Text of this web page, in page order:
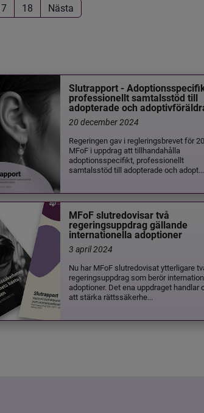
18 Nästa
Slutrapport -
professionellt samtalsstöd till
adopterade och
20 december 2024
Regeringen gav i regleringsbrevet för
MFoF i uppdrag att tillhandahålla
adoptionsspecifikt, professionellt
samtalsstöd till adopterade och adopt...
MFoF slutredovisar två
regeringsuppdrag gällande
internationella adoptioner
3 april 2024
Nu har MFoF slutredovisat ytterligare
regeringsuppdrag som berör
adoptioner. Det ena uppdraget handlar
att stärka rättssäkerhe...